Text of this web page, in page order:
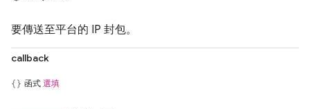
要傳送至平台的 IP 封包。
callback
函式 選填